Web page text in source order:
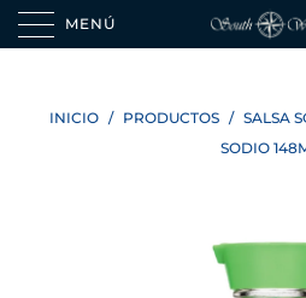
MENÚ
INICIO / PRODUCTOS / SALSA
SODIO